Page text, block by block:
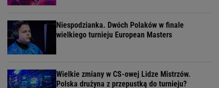
Niespodzianka. Dwóch Polaków w finale
wielkiego turnieju European Masters
Wielkie zmiany w CS-owej Lidze Mistrzów.
Polska drużyna z przepustką do turnieju?